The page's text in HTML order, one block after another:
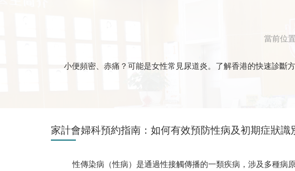
當前位置
小便頻密、赤痛？可能是女性常見尿道炎。了解香港的快速診斷
家計會婦科預約指南：如何有效預防性病及初期症狀識
性傳染病（性病）是通過性接觸傳播的一類疾病，涉及多種病